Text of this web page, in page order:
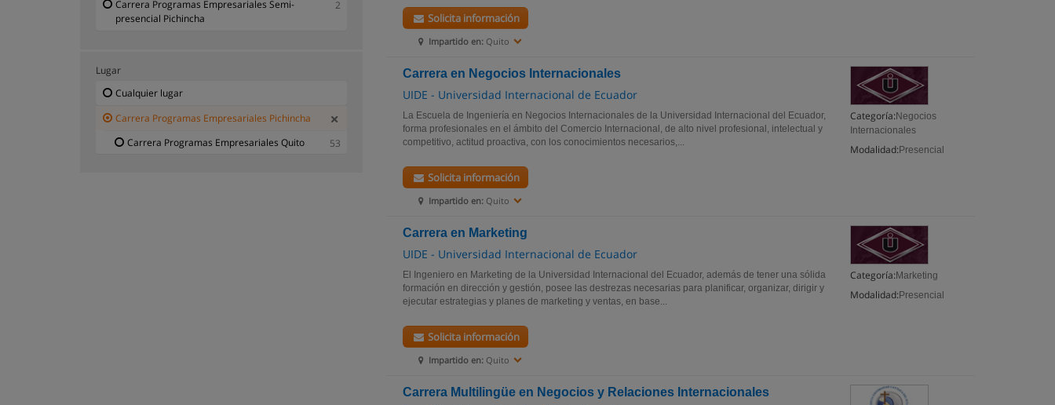
Impartido en: Quito
Solicita información
Carrera en Negocios Internacionales
UIDE - Universidad Internacional de Ecuador
Categoría: Negocios
Internacionales
Modalidad: Presencial
La Escuela de Ingeniería en Negocios Internacionales de la Universidad Internacional del Ecuador,
forma profesionales en el ámbito del Comercio Internacional, de alto nivel profesional, intelectual y
competitivo, actitud proactiva, con los conocimientos necesarios,...
Impartido en: Quito
Solicita información
Carrera en Marketing
UIDE - Universidad Internacional de Ecuador
Categoría: Marketing
Modalidad: Presencial
El Ingeniero en Marketing de la Universidad Internacional del Ecuador, además de tener una sólida
formación en dirección y gestión, posee las destrezas necesarias para planificar, organizar, dirigir y
ejecutar estrategias y planes de marketing y ventas, en base...
Impartido en: Quito
Solicita información
Carrera Multilingüe en Negocios y Relaciones Internacionales
Carrera Telecomunicaciones Pichincha
3
Carrera Programas Empresariales Semi-
presencial Pichincha
2
Lugar
Cualquier lugar
Carrera Programas Empresariales Pichincha
Carrera Programas Empresariales Quito
53